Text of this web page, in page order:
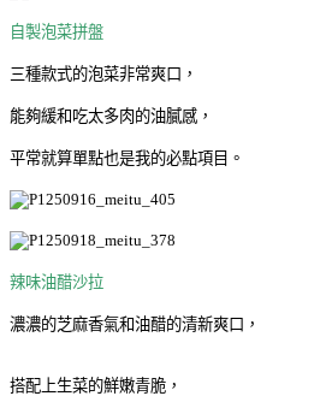
自製泡菜拼盤
三種款式的泡菜非常爽口，
能夠緩和吃太多肉的油膩感，
平常就算單點也是我的必點項目。
辣味油醋沙拉
濃濃的芝麻香氣和油醋的清新爽口，
搭配上生菜的鮮嫩青脆，